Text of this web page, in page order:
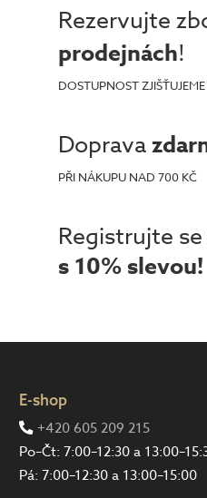
Rezervujte
prodejnách!
DOSTUPNOST
Doprava
PŘI NÁKUPU NAD 700 KČ
Registrujte
s 10% slevou!
E-shop
+420 605 209 215
Po–Čt: 7:00–12:30 a
Pá: 7:00–12:30 a 13:00–15:00